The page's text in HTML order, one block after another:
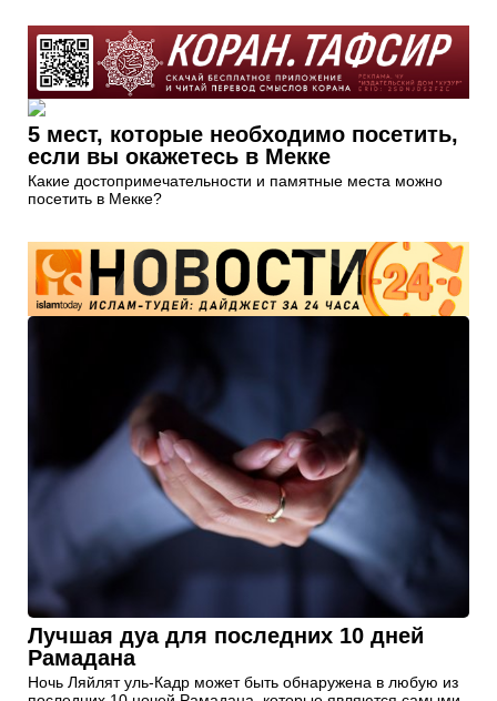
5 мест, которые необходимо посетить,
если вы окажетесь в Мекке
Какие достопримечательности и памятные места можно
посетить в Мекке?
Лучшая дуа для последних 10 дней
Рамадана
Ночь Ляйлят уль-Кадр может быть обнаружена в любую из